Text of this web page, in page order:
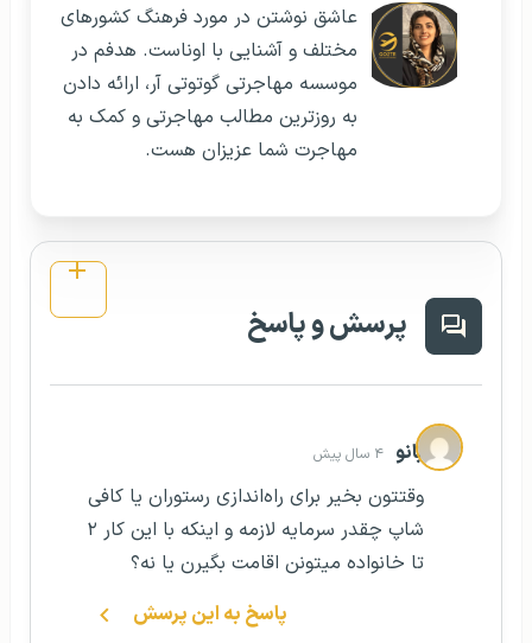
عاشق نوشتن در مورد فرهنگ کشورهای
مختلف و آشنایی با اوناست. هدفم در
موسسه مهاجرتی گوتوتی آر، ارائه دادن
به روزترین مطالب مهاجرتی و کمک به
مهاجرت شما عزیزان هست.
پرسش و پاسخ
بانو ۴ سال پیش
وقتتون بخیر برای راه‌اندازی رستوران یا کافی
شاپ چقدر سرمایه لازمه و اینکه با این کار ۲
تا خانواده میتونن اقامت بگیرن یا نه؟
پاسخ به این پرسش